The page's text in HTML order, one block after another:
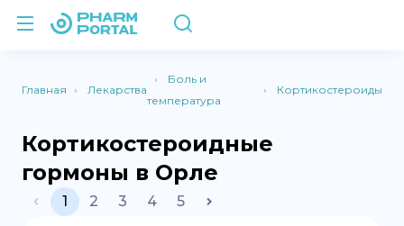
Главная Лекарства
Боль и
температура
Кортикостероиды
Кортикостероидные
гормоны в Орле
1 2 3 4 5